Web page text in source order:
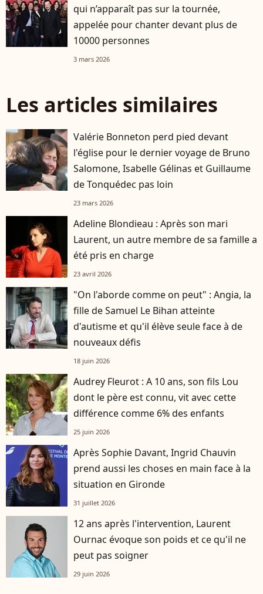
qui n’apparaît pas sur la tournée,
appelée pour chanter devant plus de
10000 personnes
3 mars 2026
Les articles similaires
Valérie Bonneton perd pied devant
l'église pour le dernier voyage de Bruno
Salomone, Isabelle Gélinas et Guillaume
de Tonquédec pas loin
23 mars 2026
Adeline Blondieau : Après son mari
Laurent, un autre membre de sa famille a
été pris en charge
23 avril 2026
"On l'aborde comme on peut" : Angia, la
fille de Samuel Le Bihan atteinte
d'autisme et qu'il élève seule face à de
nouveaux défis
18 juin 2026
Audrey Fleurot : A 10 ans, son fils Lou
dont le père est connu, vit avec cette
différence comme 6% des enfants
25 juin 2026
Après Sophie Davant, Ingrid Chauvin
prend aussi les choses en main face à la
situation en Gironde
31 juillet 2026
12 ans après l'intervention, Laurent
Ournac évoque son poids et ce qu'il ne
peut pas soigner
29 juin 2026